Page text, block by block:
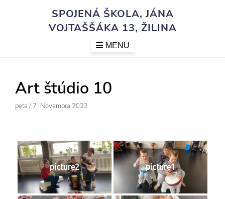
SPOJENÁ ŠKOLA, JÁNA
VOJTAŠŠÁKA 13, ŽILINA
MENU
Art štúdio 10
Author
Peta / Posted
7. Novembra 2023
picture2 picture1